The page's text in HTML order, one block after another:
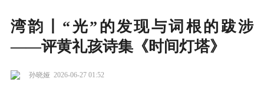
湾韵丨“光”的发现与词根的跋涉
——评黄礼孩诗集《时间灯塔》
孙晓娅 2026-06-27 01:52